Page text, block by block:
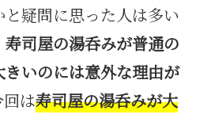
疑問に思った人は多い
寿司屋の湯呑みが普通の
いのには意外な理由が
回は寿司屋の湯呑みが大